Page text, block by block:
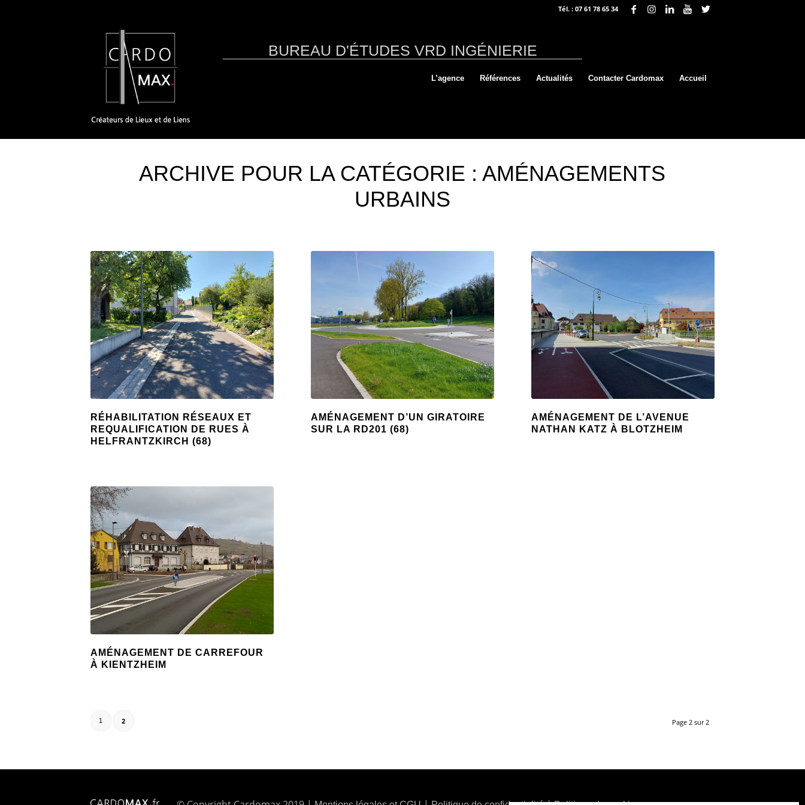
Tél. : 07 61 78 65 34
BUREAU D'ÉTUDES VRD INGÉNIERIE
L’agence Références Actualités Contacter Cardomax Accueil
ARCHIVE POUR LA CATÉGORIE : AMÉNAGEMENTS
URBAINS
RÉHABILITATION RÉSEAUX ET
REQUALIFICATION DE RUES À
HELFRANTZKIRCH (68)
AMÉNAGEMENT D’UN GIRATOIRE
SUR LA RD201 (68)
AMÉNAGEMENT DE L’AVENUE
NATHAN KATZ À BLOTZHEIM
AMÉNAGEMENT DE CARREFOUR
À KIENTZHEIM
Page 2 sur 2
1 2